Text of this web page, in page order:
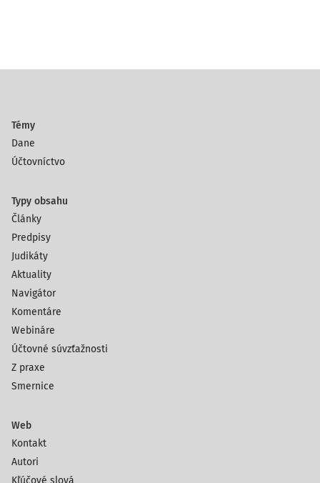
Témy
Dane
Účtovníctvo
Typy obsahu
Články
Predpisy
Judikáty
Aktuality
Navigátor
Komentáre
Webináre
Účtovné súvzťažnosti
Z praxe
Smernice
Web
Kontakt
Autori
Kľúčové slová